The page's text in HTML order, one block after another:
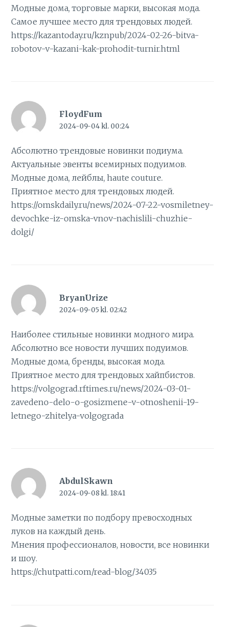
Модные дома, торговые марки, высокая мода.
Самое лучшее место для трендовых людей.
https://kazantoday.ru/kznpub/2024-02-26-bitva-
robotov-v-kazani-kak-prohodit-turnir.html
FloydFum
2024-09-04 kl. 00:24
Абсолютно трендовые новинки подиума.
Актуальные эвенты всемирных подуимов.
Модные дома, лейблы, haute couture.
Приятное место для трендовых людей.
https://omskdaily.ru/news/2024-07-22-vosmiletney-
devochke-iz-omska-vnov-nachislili-chuzhie-
dolgi/
BryanUrize
2024-09-05 kl. 02:42
Наиболее стильные новинки модного мира.
Абсолютно все новости лучших подуимов.
Модные дома, бренды, высокая мода.
Приятное место для трендовых хайпбистов.
https://volgograd.rftimes.ru/news/2024-03-01-
zavedeno-delo-o-gosizmene-v-otnoshenii-19-
letnego-zhitelya-volgograda
AbdulSkawn
2024-09-08 kl. 18:41
Модные заметки по подбору превосходных
луков на каждый день.
Мнения профессионалов, новости, все новинки
и шоу.
https://chutpatti.com/read-blog/34035